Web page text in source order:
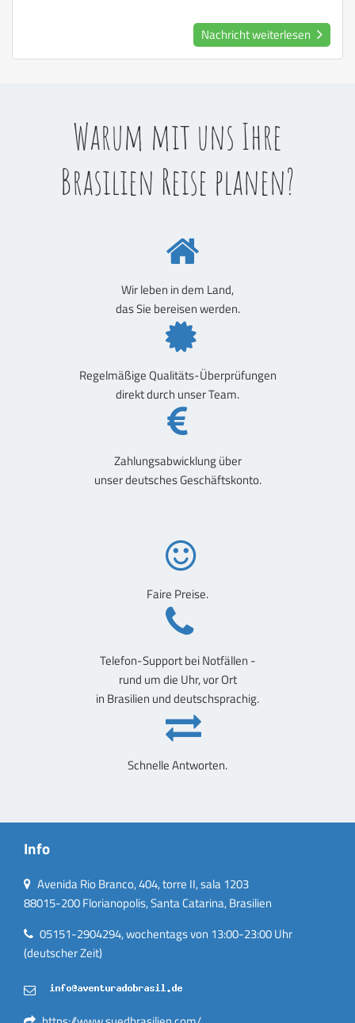
Nachricht weiterlesen
Warum mit uns Ihre
Brasilien Reise planen?
Wir leben in dem Land,
das Sie bereisen werden.
Regelmäßige Qualitäts-Überprüfungen
direkt durch unser Team.
Zahlungsabwicklung über
unser deutsches Geschäftskonto.
Faire Preise.
Telefon-Support bei Notfällen -
rund um die Uhr, vor Ort
in Brasilien und deutschsprachig.
Schnelle Antworten.
Info
Avenida Rio Branco, 404, torre II, sala 1203
88015-200 Florianopolis, Santa Catarina, Brasilien
05151-2904294, wochentags von 13:00-23:00 Uhr
(deutscher Zeit)